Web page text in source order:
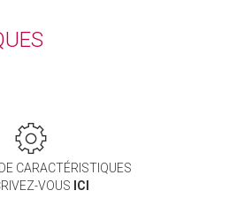
CARACTÉRISTIQUES
VOUS ICI